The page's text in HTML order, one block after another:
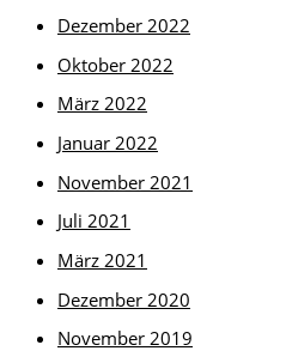
Dezember 2022
Oktober 2022
März 2022
Januar 2022
November 2021
Juli 2021
März 2021
Dezember 2020
November 2019